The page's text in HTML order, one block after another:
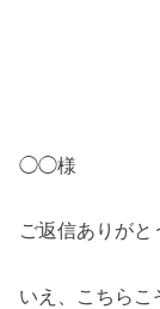
◯◯様
ご返信ありがと
いえ、こちらこ